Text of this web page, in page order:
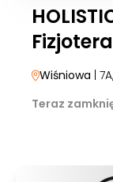
Wiśniowa | 7A
Teraz